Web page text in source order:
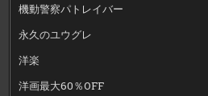
機動警察パトレイバー
永久のユウグレ
洋楽
洋画最大60％OFF